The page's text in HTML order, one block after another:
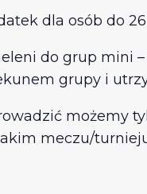
dla osób do 26
do grup mini
grupy i
możemy
meczu/